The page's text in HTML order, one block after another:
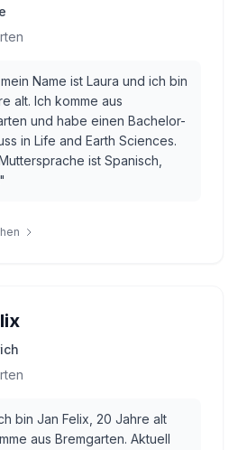
Name ist Laura und ich bin
alt. Ich komme aus
und habe einen Bachelor-
in Life and Earth Sciences.
ist Spanisch,
"
bin Jan Felix, 20 Jahre alt
aus Bremgarten. Aktuell